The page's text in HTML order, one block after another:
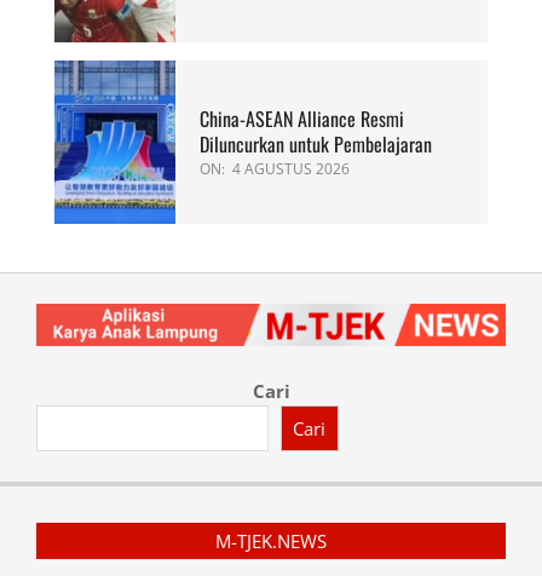
China-ASEAN Alliance Resmi
Diluncurkan untuk Pembelajaran
ON: 4 AGUSTUS 2026
Cari
Cari
M-TJEK.NEWS